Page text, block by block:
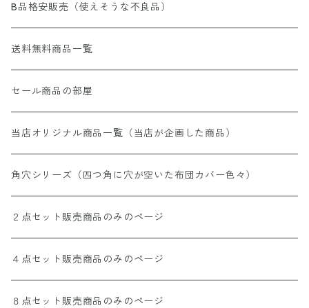
B品格安販売（使えそうな不良品）
送料無料商品一覧
セール商品の部屋
当店オリジナル商品一覧（当店が企画した商品）
角穴シリーズ（四つ角に穴が空いた布団カバー色々）
２点セット販売商品のみのページ
４点セット販売商品のみのページ
８点セット販売商品のみのページ